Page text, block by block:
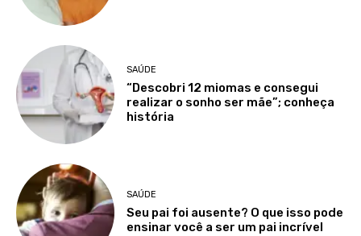
SAÚDE
“Descobri 12 miomas e consegui
realizar o sonho ser mãe”; conheça
história
SAÚDE
Seu pai foi ausente? O que isso pode
ensinar você a ser um pai incrível